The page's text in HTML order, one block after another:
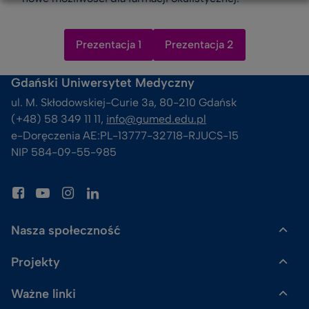
Prezentacja 1 Prezentacja 2
Gdański Uniwersytet Medyczny
ul. M. Skłodowskiej-Curie 3a, 80-210 Gdańsk
(+48) 58 349 11 11, info@gumed.edu.pl
e-Doręczenia AE:PL-13777-32718-RJUCS-15
NIP 584-09-55-985
Nasza społeczność
Gazeta GUMed
Skalpel. Podcast GUMed
Projekty
Uczelnia Badawcza
Ważne linki